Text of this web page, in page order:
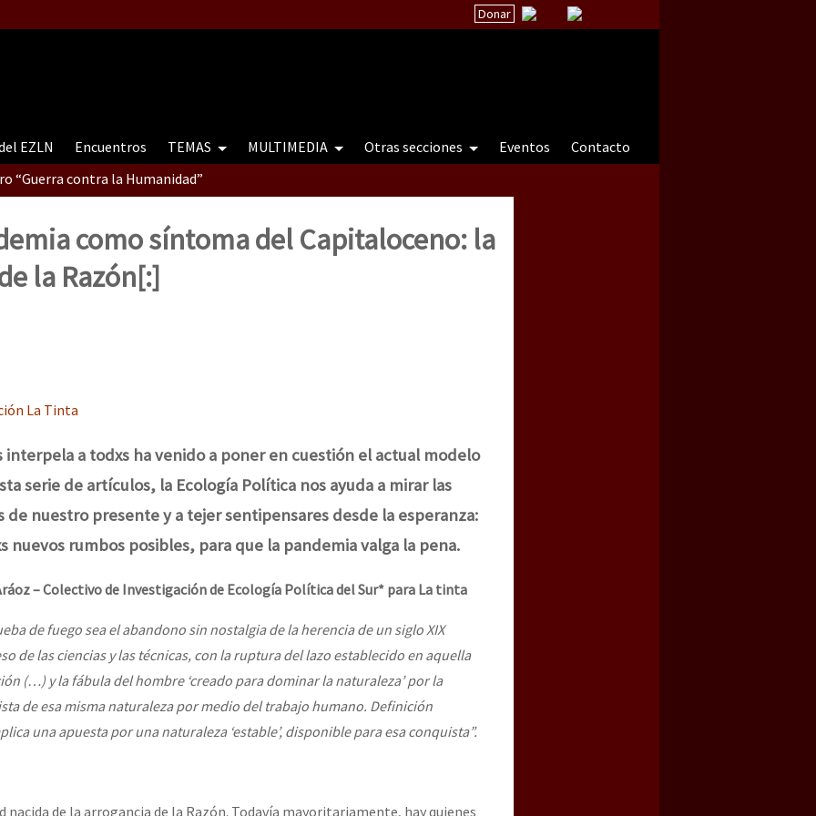
Donar
EZLN Encuentros TEMAS MULTIMEDIA Otras secciones Eventos
Contacto
“Guerra contra la Humanidad”
“Guerra contra a Humanidade”(As populações e a natureza e a natureza sob cerco)
contra a Humanidade” (As populações e a natureza sob cerco)
contra a Humanidade”
contra a Humanidad”
globales por la libertad de Jesús Plácido Galindo y el alto a la guerra contra el CIPOG-EZ
Virá” se publica no Estado Espanhol
como síntoma del Capitaloceno: la
la Razón[:]
La Tinta
interpela a todxs ha venido a poner en cuestión el actual modelo
serie de artículos, la Ecología Política nos ayuda a mirar las
de nuestro presente y a tejer sentipensares desde la esperanza:
nuevos rumbos posibles, para que la pandemia valga la pena.
– Colectivo de Investigación de Ecología Política del Sur* para La tinta
de fuego sea el abandono sin nostalgia de la herencia de un siglo XIX
de las ciencias y las técnicas, con la ruptura del lazo establecido en aquella
(…) y la fábula del hombre ‘creado para dominar la naturaleza’ por la
de esa misma naturaleza por medio del trabajo humano. Definición
una apuesta por una naturaleza ‘estable’, disponible para esa conquista”.
nacida de la arrogancia de la Razón. Todavía mayoritariamente, hay quienes